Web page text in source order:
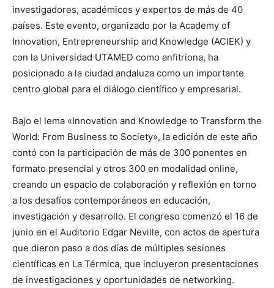
investigadores, académicos y expertos de más de 40
países. Este evento, organizado por la Academy of
Innovation, Entrepreneurship and Knowledge (ACIEK) y
con la Universidad UTAMED como anfitriona, ha
posicionado a la ciudad andaluza como un importante
centro global para el diálogo científico y empresarial.
Bajo el lema «Innovation and Knowledge to Transform the
World: From Business to Society», la edición de este año
contó con la participación de más de 300 ponentes en
formato presencial y otros 300 en modalidad online,
creando un espacio de colaboración y reflexión en torno
a los desafíos contemporáneos en educación,
investigación y desarrollo. El congreso comenzó el 16 de
junio en el Auditorio Edgar Neville, con actos de apertura
que dieron paso a dos días de múltiples sesiones
científicas en La Térmica, que incluyeron presentaciones
de investigaciones y oportunidades de networking.